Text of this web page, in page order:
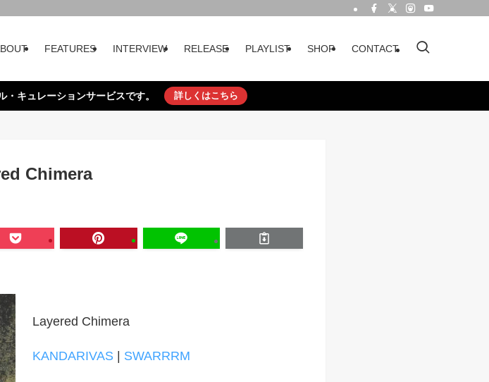
FEATURES INTERVIEW RELEASE PLAYLIST SHOP CONTACT
キュレーションサービスです。 詳しくはこちら
Chimera
Layered Chimera
KANDARIVAS | SWARRRM